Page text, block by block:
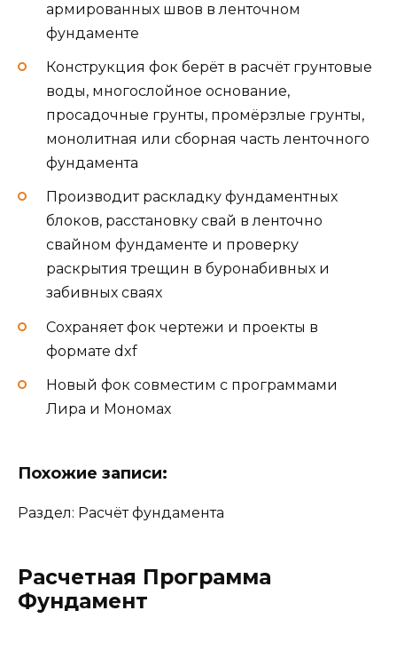
армированных швов в ленточном
фундаменте
Конструкция фок берёт в расчёт грунтовые
воды, многослойное основание,
просадочные грунты, промёрзлые грунты,
монолитная или сборная часть ленточного
фундамента
Производит раскладку фундаментных
блоков, расстановку свай в ленточно
свайном фундаменте и проверку
раскрытия трещин в буронабивных и
забивных сваях
Сохраняет фок чертежи и проекты в
формате dxf
Новый фок совместим с программами
Лира и Мономах
Похожие записи:
Раздел: Расчёт фундамента
Расчетная Программа
Фундамент